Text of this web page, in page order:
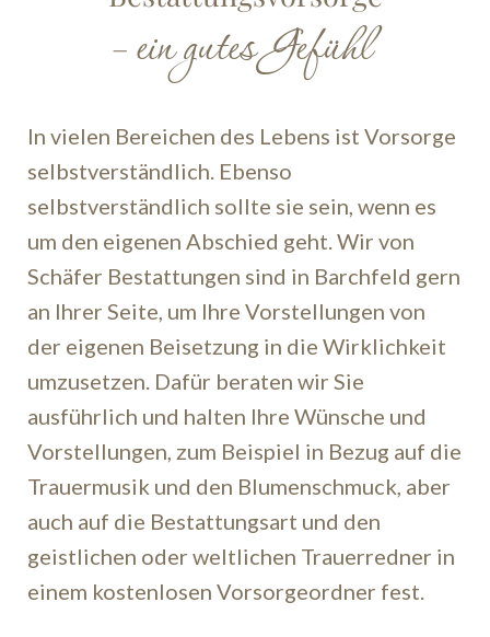
– ein gutes Gefühl
In vielen Bereichen des Lebens ist Vorsorge
selbstverständlich. Ebenso
selbstverständlich sollte sie sein, wenn es
um den eigenen Abschied geht. Wir von
Schäfer Bestattungen sind in Barchfeld gern
an Ihrer Seite, um Ihre Vorstellungen von
der eigenen Beisetzung in die Wirklichkeit
umzusetzen. Dafür beraten wir Sie
ausführlich und halten Ihre Wünsche und
Vorstellungen, zum Beispiel in Bezug auf die
Trauermusik und den Blumenschmuck, aber
auch auf die Bestattungsart und den
geistlichen oder weltlichen Trauerredner in
einem kostenlosen Vorsorgeordner fest.